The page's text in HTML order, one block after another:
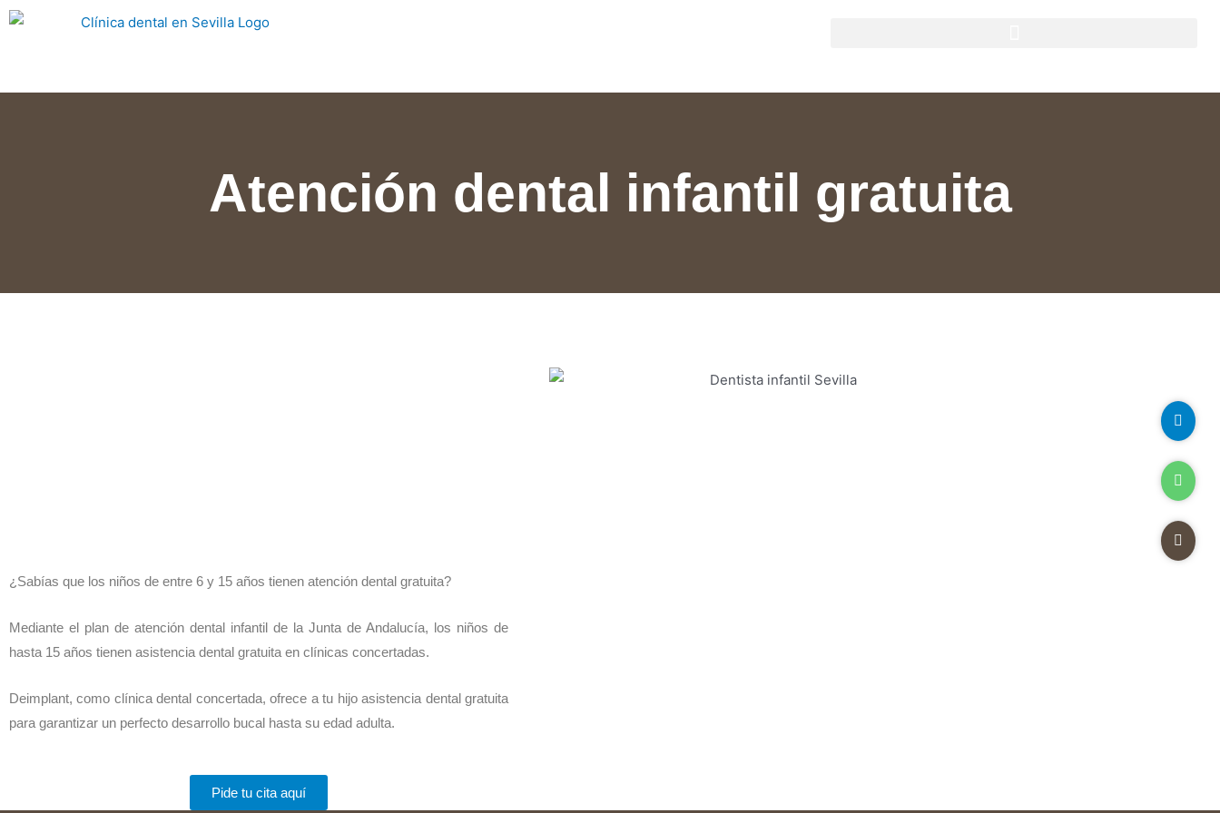
Atención dental infantil gratuita
¿Sabías que los niños de entre 6 y 15 años tienen atención dental gratuita?
Mediante el plan de atención dental infantil de la Junta de Andalucía, los niños de
hasta 15 años tienen asistencia dental gratuita en clínicas concertadas.
Deimplant, como clínica dental concertada, ofrece a tu hijo asistencia dental gratuita
para garantizar un perfecto desarrollo bucal hasta su edad adulta.
Pide tu cita aquí